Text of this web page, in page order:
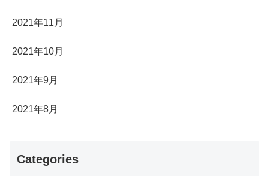
2021年11月
2021年10月
2021年9月
2021年8月
Categories